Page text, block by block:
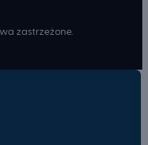
zastrzeżone.